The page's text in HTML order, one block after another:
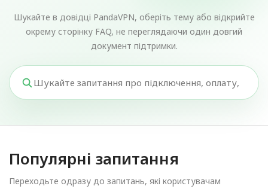
Шукайте в довідці PandaVPN, оберіть тему або відкрийте
окрему сторінку FAQ, не переглядаючи один довгий
документ підтримки.
Популярні запитання
Переходьте одразу до запитань, які користувачам